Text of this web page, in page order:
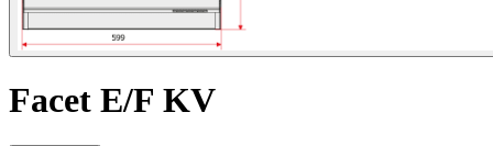
Facet E/F KV